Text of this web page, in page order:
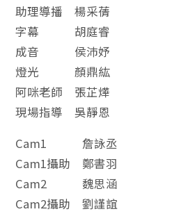
助理導播 楊采蒨
字幕 胡庭睿
成音 侯沛妤
燈光 顏鼎紘
阿咪老師 張芷燁
現場指導 吳靜恩
Cam1 詹詠丞
Cam1攝助 鄭書羽
Cam2 魏思涵
Cam2攝助 劉謹誼